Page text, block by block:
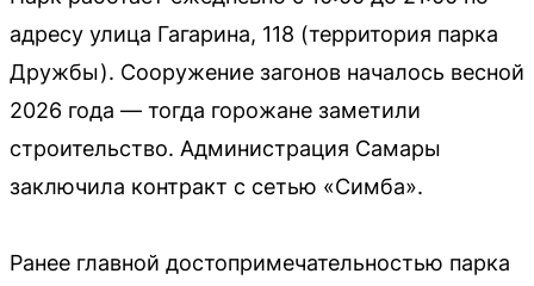
адресу улица Гагарина, 118 (территория парка
Дружбы). Сооружение загонов началось весной
2026 года — тогда горожане заметили
строительство. Администрация Самары
заключила контракт с сетью «Симба».
Ранее главной достопримечательностью парка